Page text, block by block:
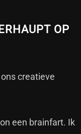
OP
creatieve
een brainfart. Ik